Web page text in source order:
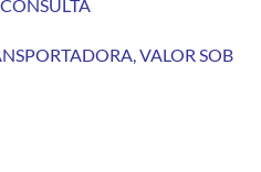
VALOR SOB